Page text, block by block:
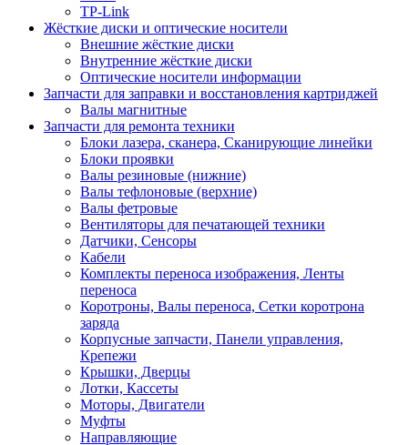
TP-Link
Жёсткие диски и оптические носители
Внешние жёсткие диски
Внутренние жёсткие диски
Оптические носители информации
Запчасти для заправки и восстановления картриджей
Валы магнитные
Запчасти для ремонта техники
Блоки лазера, сканера, Сканирующие линейки
Блоки проявки
Валы резиновые (нижние)
Валы тефлоновые (верхние)
Валы фетровые
Вентиляторы для печатающей техники
Датчики, Сенсоры
Кабели
Комплекты переноса изображения, Ленты
переноса
Коротроны, Валы переноса, Сетки коротрона
заряда
Корпусные запчасти, Панели управления,
Крепежи
Крышки, Дверцы
Лотки, Кассеты
Моторы, Двигатели
Муфты
Направляющие